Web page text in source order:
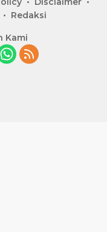
Redaksi
Kami